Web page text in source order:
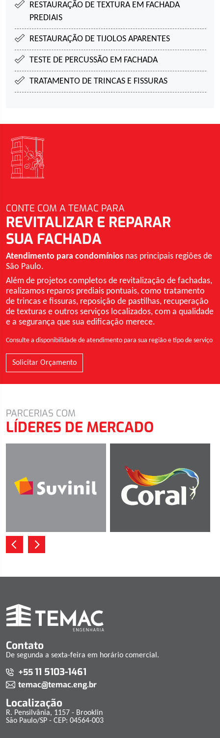
RESTAURAÇÃO DE TEXTURA EM FACHADA
PREDIAIS
RESTAURAÇÃO DE TIJOLOS APARENTES
TESTE DE PERCUSSÃO EM FACHADA
TRATAMENTO DE TRINCAS E FISSURAS
CONTE COM A TEMAC PARA
REVITALIZAR E REPARAR
SUA FACHADA
Atendimento para condomínios nas principais regiões de
São Paulo.
Além de projetos completos de revitalização de fachadas,
realizamos reparos prediais pontuais, como tratamento
de trincas e fissuras, reposição de pastilhas, recuperação
de texturas e outros serviços localizados, com a qualidade
e a segurança que sua edificação merece.
Consulte a disponibilidade de atendimento para sua região e tipo de serviço
Solicitar Orçamento
PARCERIAS COM
LÍDERES DE MERCADO
Contato
De segunda a sexta-feira em horário comercial.
+5511 5103-1461
temac@temac.eng.br
Localização
R. Pensilvânia, 1157 - Brooklin
São Paulo/SP - CEP: 04564-003